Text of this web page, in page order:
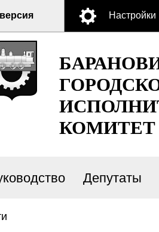
Настройки
КОМИТЕТ
Депутаты